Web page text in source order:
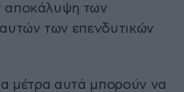
αποκάλυψη των
των επενδυτικών
μέτρα αυτά μπορούν να